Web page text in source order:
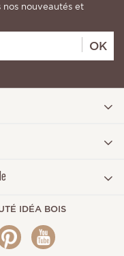
nouveautés et
OK
IDÉA BOIS